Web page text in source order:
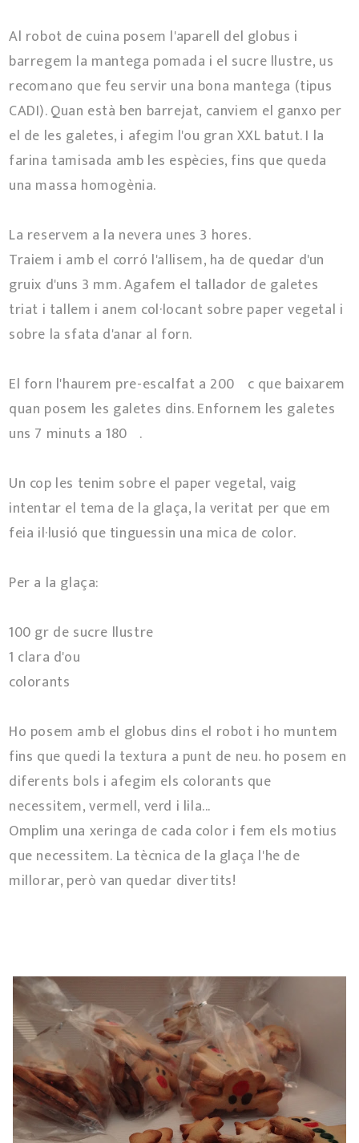
Al robot de cuina posem l'aparell del globus i
barregem la mantega pomada i el sucre llustre, us
recomano que feu servir una bona mantega (tipus
CADI). Quan està ben barrejat, canviem el ganxo per
el de les galetes, i afegim l'ou gran XXL batut. I la
farina tamisada amb les espècies, fins que queda
una massa homogènia.
La reservem a la nevera unes 3 hores.
Traiem i amb el corró l'allisem, ha de quedar d'un
gruix d'uns 3 mm. Agafem el tallador de galetes
triat i tallem i anem col·locant sobre paper vegetal i
sobre la sfata d'anar al forn.
El forn l'haurem pre-escalfat a 200ºc que baixarem
quan posem les galetes dins. Enfornem les galetes
uns 7 minuts a 180º.
Un cop les tenim sobre el paper vegetal, vaig
intentar el tema de la glaça, la veritat per que em
feia il·lusió que tinguessin una mica de color.
Per a la glaça:
100 gr de sucre llustre
1 clara d'ou
colorants
Ho posem amb el globus dins el robot i ho muntem
fins que quedi la textura a punt de neu. ho posem en
diferents bols i afegim els colorants que
necessitem, vermell, verd i lila...
Omplim una xeringa de cada color i fem els motius
que necessitem. La tècnica de la glaça l'he de
millorar, però van quedar divertits!